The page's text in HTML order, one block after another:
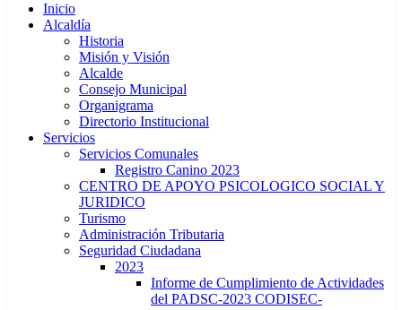
Inicio
Alcaldía
Historia
Misión y Visión
Alcalde
Consejo Municipal
Organigrama
Directorio Institucional
Servicios
Servicios Comunales
Registro Canino 2023
CENTRO DE APOYO PSICOLOGICO SOCIAL Y
JURIDICO
Turismo
Administración Tributaria
Seguridad Ciudadana
2023
Informe de Cumplimiento de Actividades
del PADSC-2023 CODISEC-